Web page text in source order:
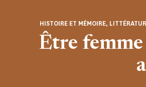
Être
HISTOIRE ET MÉMOIRE,